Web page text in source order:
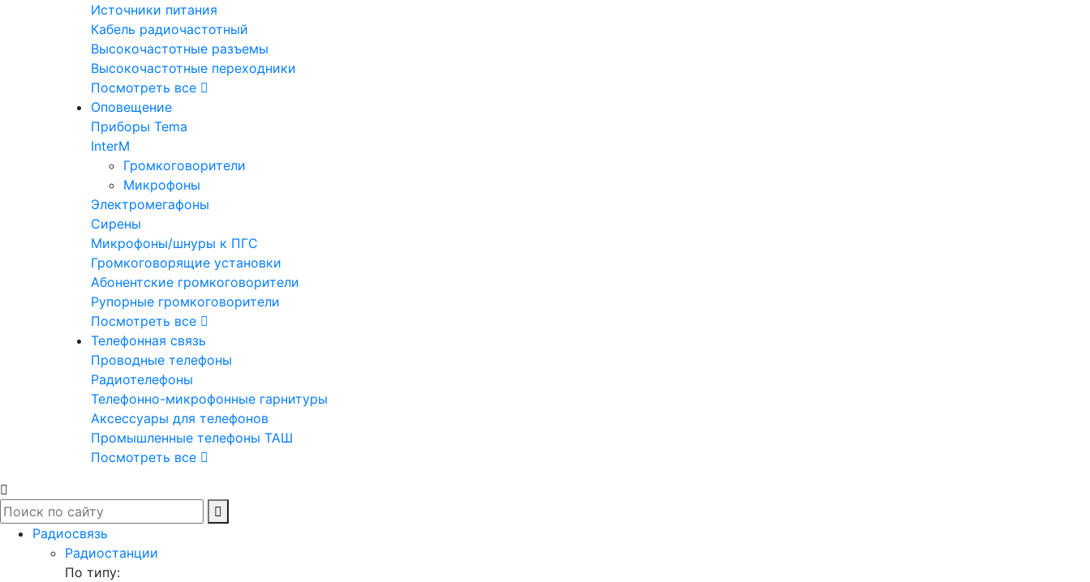
Источники питания
Кабель радиочастотный
Высокочастотные разъемы
Высокочастотные переходники
Посмотреть все
Оповещение
Приборы Tema
InterM
Громкоговорители
Микрофоны
Электромегафоны
Сирены
Микрофоны/шнуры к ПГС
Громкоговорящие установки
Абонентские громкоговорители
Рупорные громкоговорители
Посмотреть все
Телефонная связь
Проводные телефоны
Радиотелефоны
Телефонно-микрофонные гарнитуры
Аксессуары для телефонов
Промышленные телефоны ТАШ
Посмотреть все
Радиосвязь
Радиостанции
По типу: